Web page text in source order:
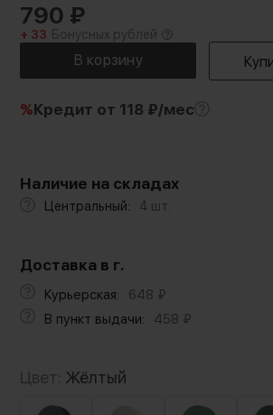
790 ₽
+ 33 Бонусных рублей
%Кредит от 118 ₽/мес
Наличие на складах
Центральный: 4 шт.
Доставка в г.
Курьерская: 648 ₽
В пункт выдачи:
458 ₽
Цвет: Жёлтый